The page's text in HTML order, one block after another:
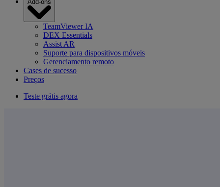
Add-ons
TeamViewer IA
DEX Essentials
Assist AR
Suporte para dispositivos móveis
Gerenciamento remoto
Cases de sucesso
Preços
Teste grátis agora